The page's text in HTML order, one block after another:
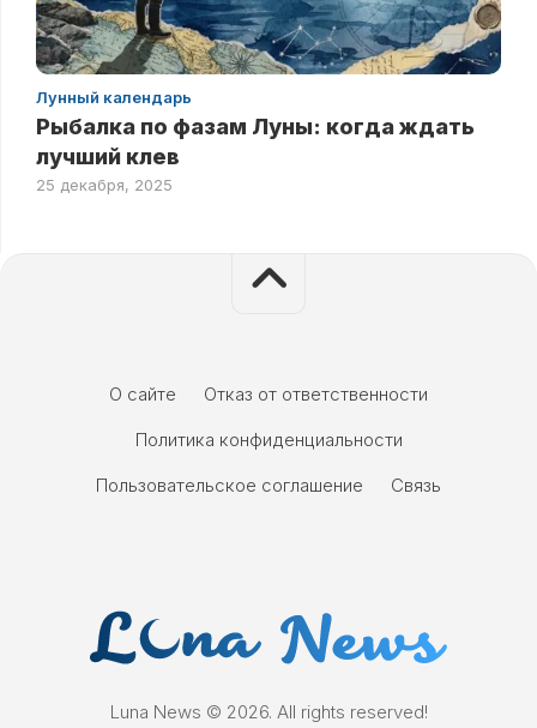
Лунный календарь
Рыбалка по фазам Луны: когда ждать
лучший клев
25 декабря, 2025
О сайте
Отказ от ответственности
Политика конфиденциальности
Пользовательское соглашение
Связь
Luna News © 2026. All rights reserved!